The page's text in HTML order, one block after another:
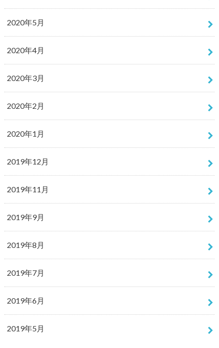
2020年5月
2020年4月
2020年3月
2020年2月
2020年1月
2019年12月
2019年11月
2019年9月
2019年8月
2019年7月
2019年6月
2019年5月